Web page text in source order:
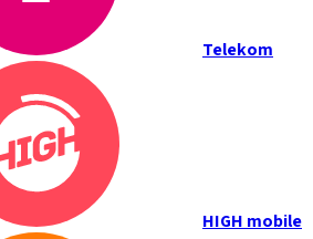
Telekom
HIGH mobile